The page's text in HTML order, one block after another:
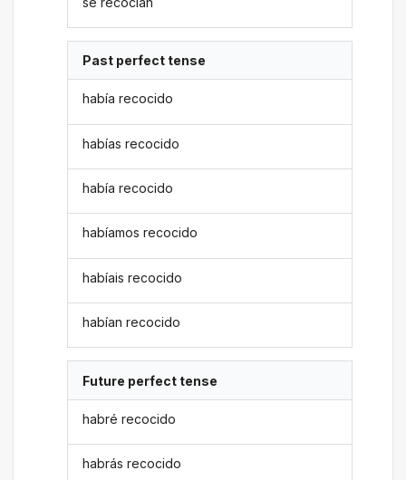
Past perfect tense
había recocido
habías recocido
había recocido
habíamos recocido
habíais recocido
habían recocido
Future perfect tense
habré recocido
habrás recocido